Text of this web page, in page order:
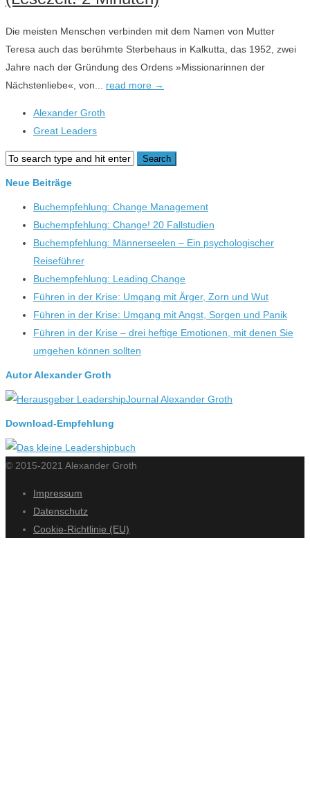
Die meisten Menschen verbinden mit dem Namen von Mutter
Teresa auch das berühmte Sterbehaus in Kalkutta, das 1952, zwei
Jahre nach der Gründung des Ordens »Missionarinnen der
Nächstenliebe«, von... read more →
Alexander Groth
Great Leaders
Neue Beiträge
Buchempfehlung: Change Management
Buchempfehlung: Change! 20 Fallstudien
Buchempfehlung: Männerseelen – Ein psychologischer
Reiseführer
Buchempfehlung: Leading Change
Führen in der Krise: Umgang mit Ärger, Zorn und Wut
Führen in der Krise: Umgang mit Angst, Sorgen und Panik
Führen in der Krise – drei heftige Emotionen, mit denen Sie
umgehen können sollten
Autor Alexander Groth
Download-Empfehlung
© 2015-2021 Alexander Groth
Impressum
Datenschutz
Cookie-Richtlinie (EU)